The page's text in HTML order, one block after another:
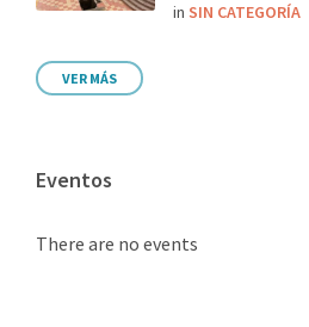
in SIN CATEGORÍA
VER MÁS
Eventos
There are no events